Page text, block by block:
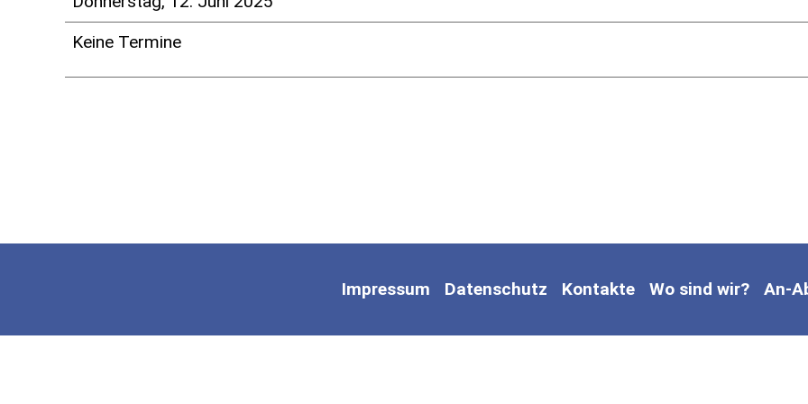
Keine Termine
Impressum Datenschutz Kontakte Wo sind wir? An-